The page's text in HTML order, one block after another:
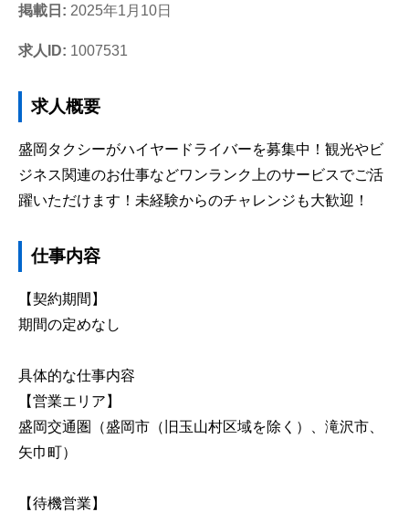
掲載日: 2025年1月10日
求人ID: 1007531
求人概要
盛岡タクシーがハイヤードライバーを募集中！観光やビ
ジネス関連のお仕事などワンランク上のサービスでご活
躍いただけます！未経験からのチャレンジも大歓迎！
仕事内容
【契約期間】
期間の定めなし
具体的な仕事内容
【営業エリア】
盛岡交通圏（盛岡市（旧玉山村区域を除く）、滝沢市、
矢巾町）
【待機営業】